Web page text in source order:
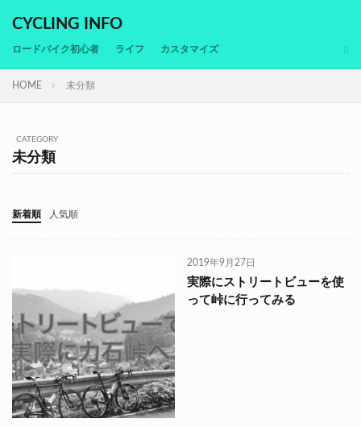
CYCLING INFO
ロードバイク初心者 ライフ カスタマイズ
HOME 未分類
CATEGORY
未分類
新着順 人気順
2019年9月27日
実際にストリートビューを使
って峠に行ってみる